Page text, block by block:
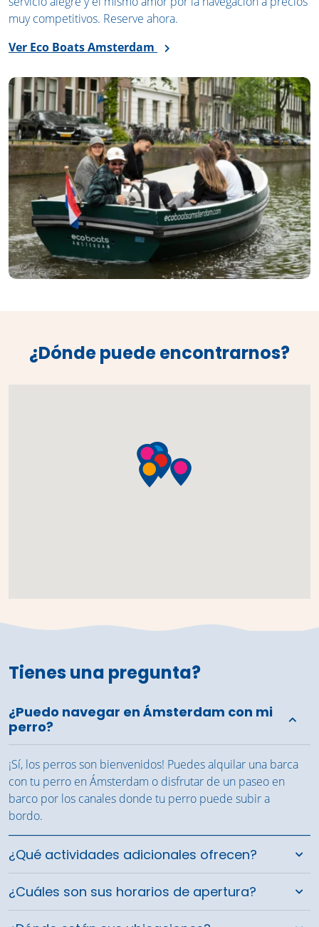
muy competitivos. Reserve ahora.
Ver Eco Boats Amsterdam
¿Dónde puede encontrarnos?
Tienes una pregunta?
¿Puedo navegar en Ámsterdam con mi
perro?
¡Sí, los perros son bienvenidos! Puedes alquilar una barca
con tu perro en Ámsterdam o disfrutar de un paseo en
barco por los canales donde tu perro puede subir a
bordo.
¿Qué actividades adicionales ofrecen?
¿Cuáles son sus horarios de apertura?